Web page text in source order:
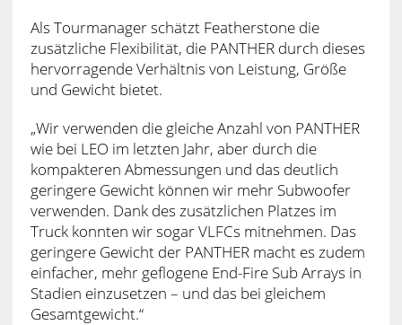
Als Tourmanager schätzt Featherstone die
zusätzliche Flexibilität, die PANTHER durch dieses
hervorragende Verhältnis von Leistung, Größe
und Gewicht bietet.
„Wir verwenden die gleiche Anzahl von PANTHER
wie bei LEO im letzten Jahr, aber durch die
kompakteren Abmessungen und das deutlich
geringere Gewicht können wir mehr Subwoofer
verwenden. Dank des zusätzlichen Platzes im
Truck konnten wir sogar VLFCs mitnehmen. Das
geringere Gewicht der PANTHER macht es zudem
einfacher, mehr geflogene End-Fire Sub Arrays in
Stadien einzusetzen – und das bei gleichem
Gesamtgewicht.“